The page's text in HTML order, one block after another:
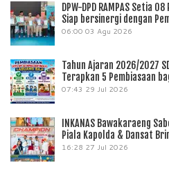
DPW-DPD RAMPAS Setia
Siap bersinergi dengan
06:00 03 Agu 2026
Tahun Ajaran 2026/2027
Terapkan 5 Pembiasaan
07:43 29 Jul 2026
INKANAS Bawakaraeng
Piala Kapolda & Dansat
16:28 27 Jul 2026